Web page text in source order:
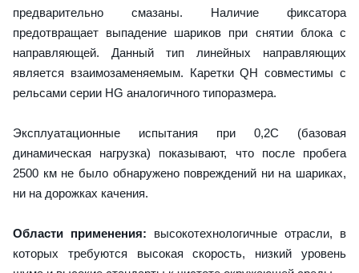
предварительно смазаны. Наличие фиксатора
предотвращает выпадение шариков при снятии блока с
направляющей. Данный тип линейных направляющих
является взаимозаменяемым. Каретки QH совместимы с
рельсами серии HG аналогичного типоразмера.
Эксплуатационные испытания при 0,2C (базовая
динамическая нагрузка) показывают, что после пробега
2500 км не было обнаружено повреждений ни на шариках,
ни на дорожках качения.
Области применения: высокотехнологичные отрасли, в
которых требуются высокая скорость, низкий уровень